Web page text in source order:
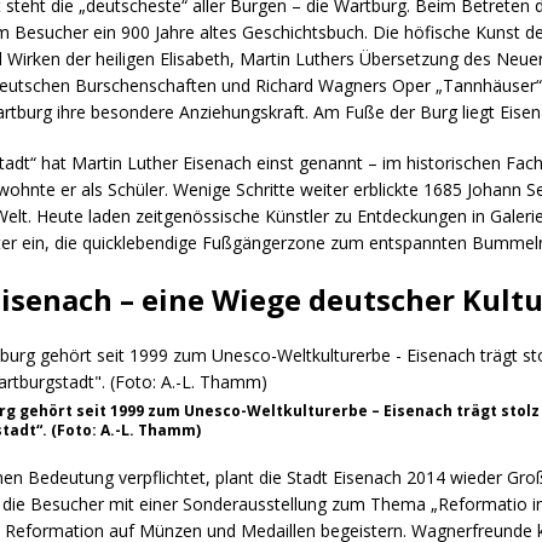
die „deutscheste“ aller Burgen – die Wartburg. Beim Betreten
Besucher ein 900 Jahre altes Geschichtsbuch. Die höfische Kunst
Wirken der heiligen Elisabeth, Martin Luthers Übersetzung des
Burschenschaften und Richard Wagners Oper
ihre besondere Anziehungskraft. Am Fuße der Burg liegt
hat Martin Luther Eisenach einst genannt – im historischen
er als Schüler. Wenige Schritte weiter erblickte 1685 Johann
Heute laden zeitgenössische Künstler zu Entdeckungen in
ein, die quicklebendige Fußgängerzone zum entspannten
– eine Wiege deutscher
gehört seit 1999 zum Unesco-Weltkulturerbe – Eisenach trägt stolz
(Foto: A.-L. Thamm)
Bedeutung verpflichtet, plant die Stadt Eisenach 2014 wieder
Besucher mit einer Sonderausstellung zum Thema „Reformatio
auf Münzen und Medaillen begeistern. Wagnerfreunde